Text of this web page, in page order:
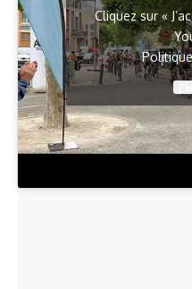
Cliquez sur «